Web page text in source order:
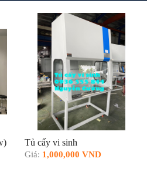
Tủ cấy vi sinh
Giá: 1,000,000 VND